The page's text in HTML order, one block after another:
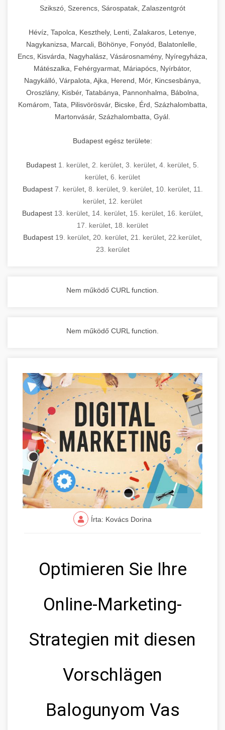
Szikszó, Szerencs, Sárospatak, Zalaszentgrót
Hévíz, Tapolca, Keszthely, Lenti, Zalakaros, Letenye,
Nagykanizsa, Marcali, Böhönye, Fonyód, Balatonlelle,
Encs, Kisvárda, Nagyhalász, Vásárosnamény, Nyíregyháza,
Mátészalka, Fehérgyarmat, Máriapócs, Nyírbátor,
Nagykálló, Várpalota, Ajka, Herend, Mór, Kincsesbánya,
Oroszlány, Kisbér, Tatabánya, Pannonhalma, Bábolna,
Komárom, Tata, Pilisvörösvár, Bicske, Érd, Százhalombatta,
Martonvásár, Százhalombatta, Gyál.
Budapest egész területe:
Budapest 1. kerület 2. kerület 3. kerület 4. kerület 5.
kerület 6. kerület
Budapest 7. kerület, 8. kerület, 9. kerület, 10. kerület, 11.
kerület 12. kerület
Budapest 13. kerület 14. kerület 15. kerület 16. kerület
17. kerület 18. kerület
Budapest 19. kerület 20. kerület 21. kerület 22.kerület
23. kerület
Nem működő CURL function.
Nem működő CURL function.
Írta: Kovács Dorina
Optimieren Sie Ihre
Online-Marketing-
Strategien mit diesen
Vorschlägen
Balogunyom Vas